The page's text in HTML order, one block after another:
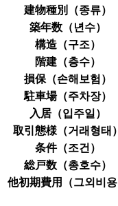
建物種別（종류）
築年数（년수）
構造（구조）
階建（층수）
損保（손해보험 ）
駐車場（주차장）
入居（입주일 ）
取引態様（거래형태 ）
条件（조건 ）
総戸数（총호수）
他初期費用（그외비용